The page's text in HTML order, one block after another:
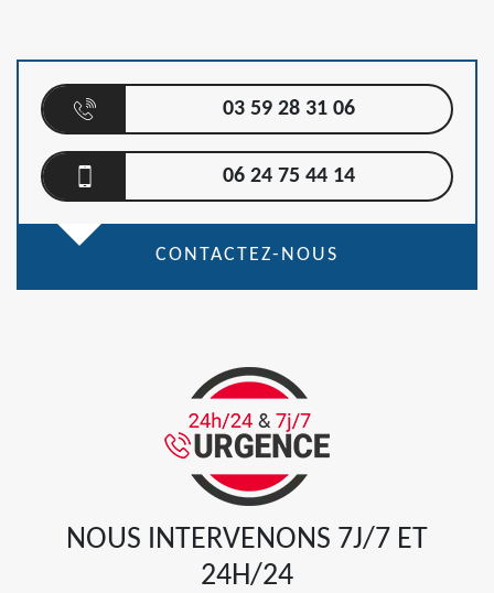
03 59 28 31 06
06 24 75 44 14
CONTACTEZ-NOUS
NOUS INTERVENONS 7J/7 ET
24H/24